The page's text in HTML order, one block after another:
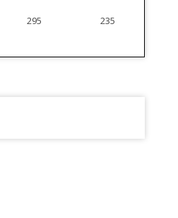
295 235